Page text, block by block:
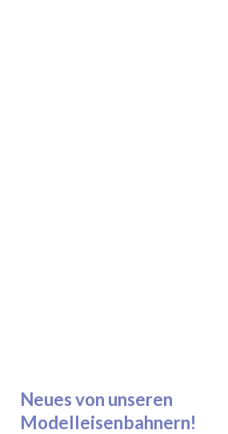
Neues von unseren
Modelleisenbahnern!